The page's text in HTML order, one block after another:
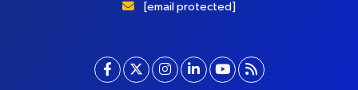
[email protected]